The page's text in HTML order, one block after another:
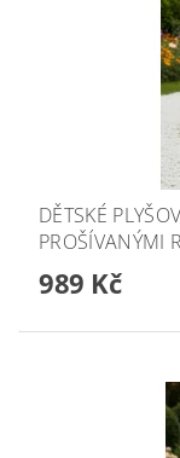
DĚTSKÉ
PROŠÍVANÝMI
989 Kč